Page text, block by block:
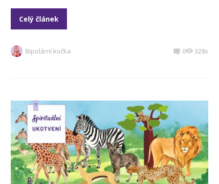
Celý článek
Bipolární kočka 0 328x